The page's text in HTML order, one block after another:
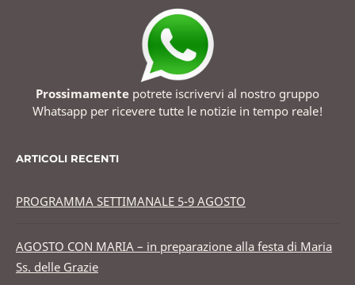
Prossimamente potrete iscrivervi al nostro gruppo
Whatsapp per ricevere tutte le notizie in tempo reale!
ARTICOLI RECENTI
PROGRAMMA SETTIMANALE 5-9 AGOSTO
AGOSTO CON MARIA – in preparazione alla festa di Maria
Ss. delle Grazie